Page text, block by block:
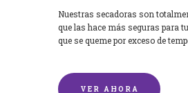
Nuestras secadoras son
que las hace más seguras para
que se queme por exceso de
VER AHORA